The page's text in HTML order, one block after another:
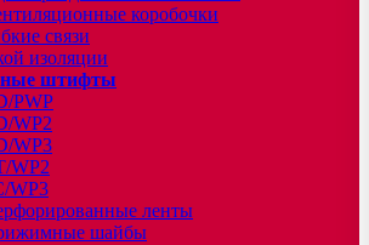
коробочки
связи
изоляции
штифты
PWP
WP2
WP3
WP2
WP3
ленты
шайбы